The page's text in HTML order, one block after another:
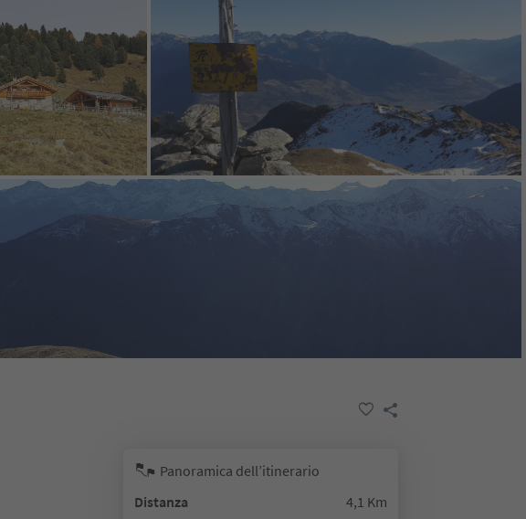
Panoramica dell’itinerario
Distanza
4,1 Km